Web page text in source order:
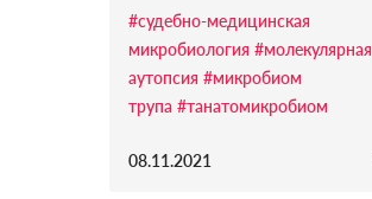
#судебно-медицинская
микробиология #молекулярная
аутопсия #микробиом
трупа #танатомикробиом
08.11.2021